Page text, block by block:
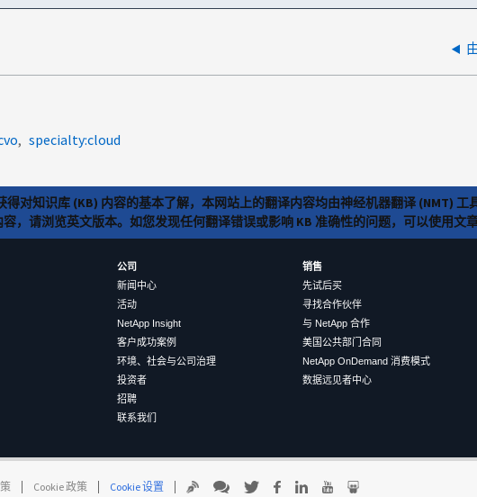
specialty:cloud
得对知识库 (KB) 内容的基本了解，本网站上的翻译内容均由神经机器翻译 (NMT)
，请浏览英文版本。如您发现任何翻译错误或影响 KB 准确性的问题，可以使用文
公司
新闻中心
活动
NetApp Insight
客户成功案例
环境、社会与公司治理
投资者
招聘
联系我们
销售
先试后买
寻找合作伙伴
与 NetApp 合作
美国公共部门合同
NetApp OnDemand 消费模式
数据远见者中心
Cookie 政策 Cookie 设置